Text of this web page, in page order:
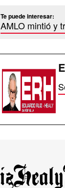
Te puede interesar:
AMLO mintió y